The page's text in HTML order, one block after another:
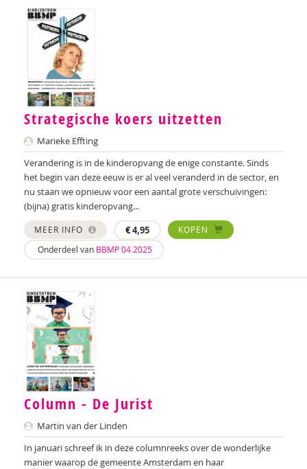
Diana Turkenburg-de Haan
Maaike Vaes
Martin van der Linden
Thomas van Huizen
Aart Verschuur
Tessa Vollering
Hanneke Warga-Werkhoven
M.J. Warrens
Annemieke van Wijk
Nienke Willering
Geert de Wit
Jeanette Wolleswinkel
Marco van Zandwijk
Marco Zuidam
Strategische koers uitzetten
Marieke Effting
Verandering is in de kinderopvang de enige constante. Sinds
het begin van deze eeuw is er al veel veranderd in de sector, en
nu staan we opnieuw voor een aantal grote verschuivingen:
(bijna) gratis kinderopvang...
MEER INFO €4,95
KOPEN
Onderdeel van BBMP 04 2025
Column - De Jurist
Martin van der Linden
In januari schreef ik in deze columnreeks over de wonderlijke
manier waarop de gemeente Amsterdam en haar